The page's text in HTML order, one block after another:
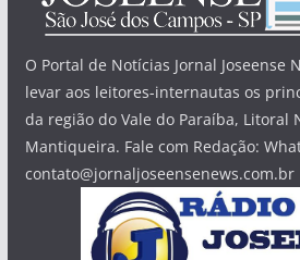
O Portal de Notícias Jornal Joseense
levar aos leitores-internautas os
da região do Vale do Paraíba, Litoral
Mantiqueira. Fale com Redação:
contato@jornaljoseensenews.com.br